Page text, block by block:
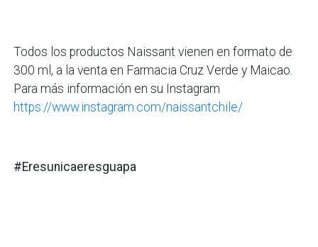
Todos los productos Naissant vienen en formato de
300 ml, a la venta en Farmacia Cruz Verde y Maicao.
Para más información en su Instagram
https://www.instagram.com/naissantchile/
#Eresunicaeresguapa